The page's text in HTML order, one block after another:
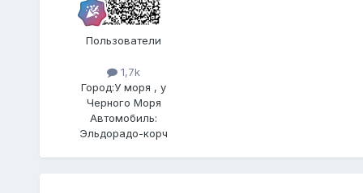
Пользователи
1,7k
Город:У моря , у
Черного Моря
Автомобиль:
Эльдорадо-корч